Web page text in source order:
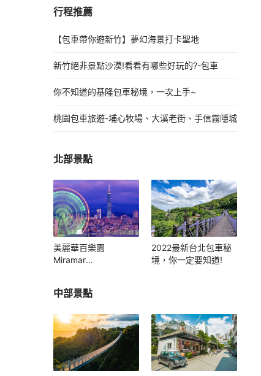
行程推薦
【包車帶你遊新竹】夢幻海景打卡聖地
新竹絕非景點沙漠!看看有哪些好玩的?-包車
你不知道的基隆包車秘境，一次上手~
桃園包車旅遊-埔心牧場、大溪老街、手信霧隱城
北部景點
美麗華百樂園
Miramar
2022最新台北包車秘
境，你一定要知道!
中部景點